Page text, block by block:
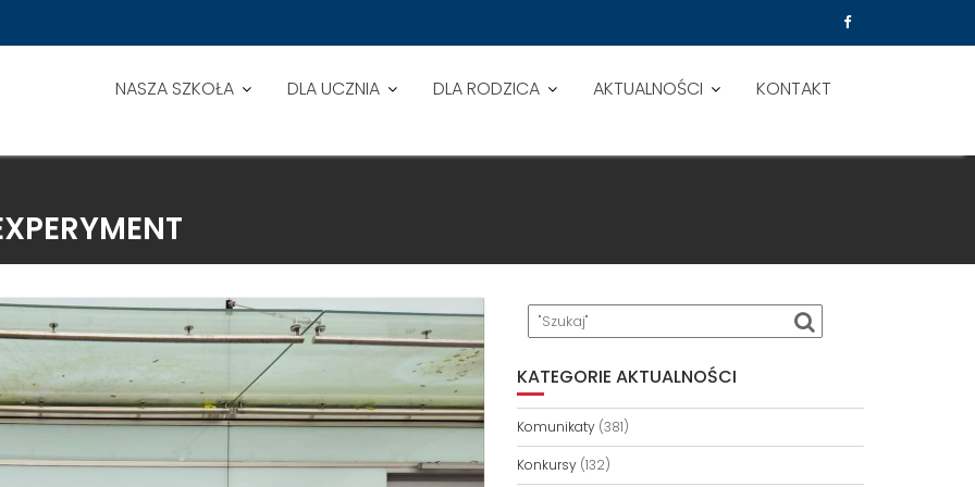
NASZA SZKOŁA DLA UCZNIA DLA RODZICA AKTUALNOŚCI KONTAKT
KATEGORIE AKTUALNOŚCI
Komunikaty(381)
Konkursy(132)